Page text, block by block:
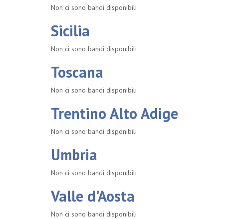
Non ci sono bandi disponibili
Sicilia
Non ci sono bandi disponibili
Toscana
Non ci sono bandi disponibili
Trentino Alto Adige
Non ci sono bandi disponibili
Umbria
Non ci sono bandi disponibili
Valle d'Aosta
Non ci sono bandi disponibili